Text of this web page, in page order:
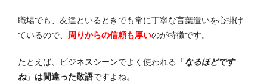
職場でも、友達といるときでも常に丁寧な言葉遣いを心掛け
ているので、 周りからの信頼も厚いのが特徴です。
たとえば、ビジネスシーンでよく使われる「なるほどです
ね」 は間違った敬語ですよね。